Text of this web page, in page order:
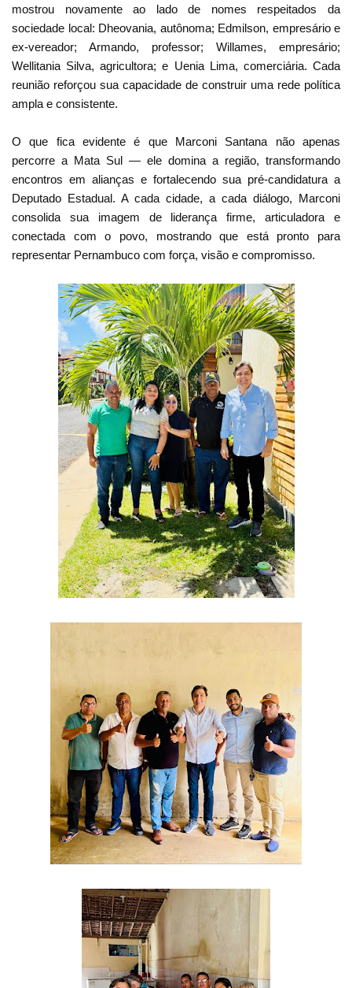
mostrou novamente ao lado de nomes respeitados da
sociedade local: Dheovania, autônoma; Edmilson, empresário e
ex-vereador; Armando, professor; Willames, empresário;
Wellitania Silva, agricultora; e Uenia Lima, comerciária. Cada
reunião reforçou sua capacidade de construir uma rede política
ampla e consistente.
O que fica evidente é que Marconi Santana não apenas
percorre a Mata Sul — ele domina a região, transformando
encontros em alianças e fortalecendo sua pré-candidatura a
Deputado Estadual. A cada cidade, a cada diálogo, Marconi
consolida sua imagem de liderança firme, articuladora e
conectada com o povo, mostrando que está pronto para
representar Pernambuco com força, visão e compromisso.